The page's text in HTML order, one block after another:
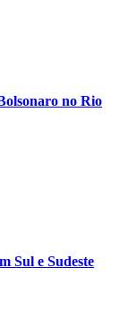
no Rio
Sul e Sudeste